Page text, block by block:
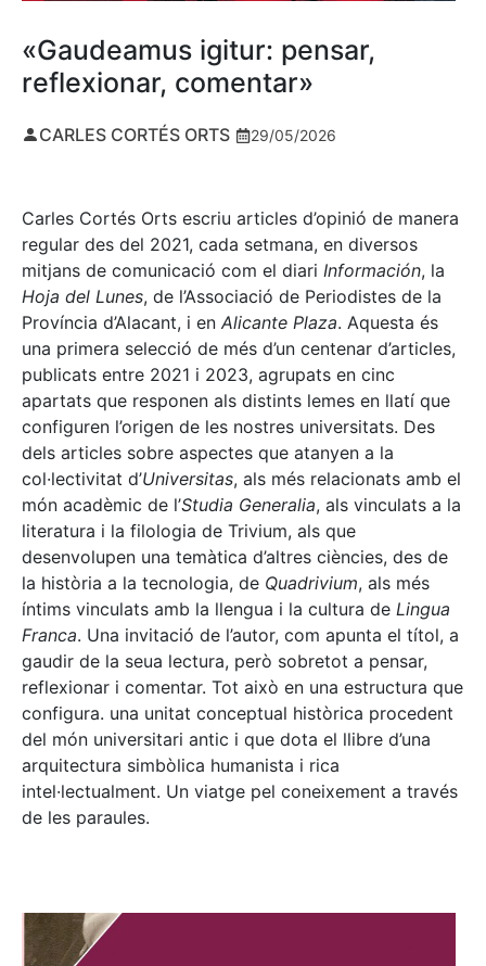
«Gaudeamus igitur: pensar,
reflexionar, comentar»
CARLES CORTÉS ORTS 29/05/2026
Carles Cortés Orts escriu articles d’opinió de manera
regular des del 2021, cada setmana, en diversos
mitjans de comunicació com el diari Información, la
Hoja del Lunes, de l’Associació de Periodistes de la
Província d’Alacant, i en Alicante Plaza. Aquesta és
una primera selecció de més d’un centenar d’articles,
publicats entre 2021 i 2023, agrupats en cinc
apartats que responen als distints lemes en llatí que
configuren l’origen de les nostres universitats. Des
dels articles sobre aspectes que atanyen a la
col·lectivitat d’Universitas, als més relacionats amb el
món acadèmic de l’Studia Generalia, als vinculats a la
literatura i la filologia de Trivium, als que
desenvolupen una temàtica d’altres ciències, des de
la història a la tecnologia, de Quadrivium, als més
íntims vinculats amb la llengua i la cultura de Lingua
Franca. Una invitació de l’autor, com apunta el títol, a
gaudir de la seua lectura, però sobretot a pensar,
reflexionar i comentar. Tot això en una estructura que
configura. una unitat conceptual històrica procedent
del món universitari antic i que dota el llibre d’una
arquitectura simbòlica humanista i rica
intel·lectualment. Un viatge pel coneixement a través
de les paraules.